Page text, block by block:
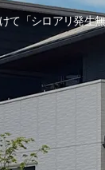
て「シロアリ発